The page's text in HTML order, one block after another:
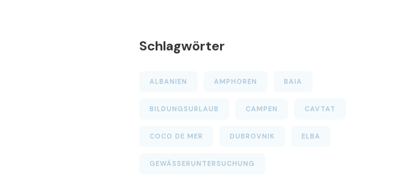
Schlagwörter
ALBANIEN AMPHOREN BAIA
BILDUNGSURLAUB CAMPEN CAVTAT
COCO DE MER DUBROVNIK ELBA
GEWÄSSERUNTERSUCHUNG